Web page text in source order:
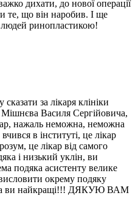
дихати, до нової операції
те, що він наробив. І ще
людей ринопластикою!
за лікаря клініки
Мішнєва Василя Сергійовича,
нажаль неможна, неможна
в інституті, це лікар
це лікар від самого
і низький уклін, ви
подяка асистенту велике
окрему подяку
ви найкращі!!! ДЯКУЮ ВАМ